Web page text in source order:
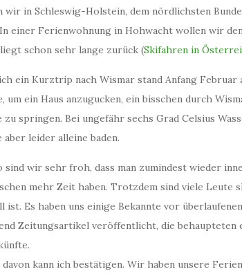
wir in Schleswig-Holstein, dem nördlichsten
einer Ferienwohnung in Hohwacht wollen wir
schon sehr lange zurück (Skifahren in
ein Kurztrip nach Wismar stand Anfang
um ein Haus anzugucken, ein bisschen durch
zu springen. Bei ungefähr sechs Grad Celsius
aber leider alleine baden.
sind wir sehr froh, dass man zumindest wieder
mehr Zeit haben. Trotzdem sind viele Leute
ist. Es haben uns einige Bekannte vor
Zeitungsartikel veröffentlicht, die behaupteten
kann ich bestätigen. Wir haben unsere